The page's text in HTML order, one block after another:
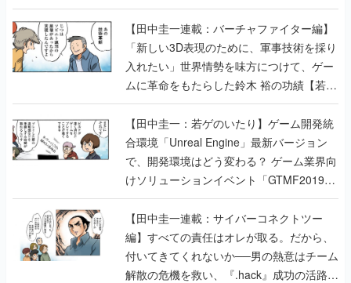
【若ゲのいたり最終回】
【田中圭一連載：バーチャファイター編】
「新しい3D表現のために、軍事技術を採り
入れたい」世界情勢を味方につけて、ゲー
ムに革命をもたらした鈴木 裕の功績【若ゲ
のいたり】
【田中圭一：若ゲのいたり】ゲーム開発統
合環境「Unreal Engine」最新バージョン
で、開発環境はどう変わる？ ゲーム業界向
けソリューションイベント「GTMF2019」
に行って、より理解を深めよう【PR】
【田中圭一連載：サイバーコネクトツー
編】すべての責任はオレが取る。だから、
付いてきてくれないか──男の熱意はチーム
解散の危機を救い、『.hack』成功の活路を